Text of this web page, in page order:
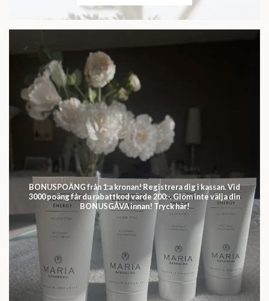
BONUSPOÄNG från 1:a kronan! Registrera dig i kassan. Vid
3000 poäng får du rabattkod värde 200:-. Glöm inte välja din
BONUSGÅVA innan! Tryck här!